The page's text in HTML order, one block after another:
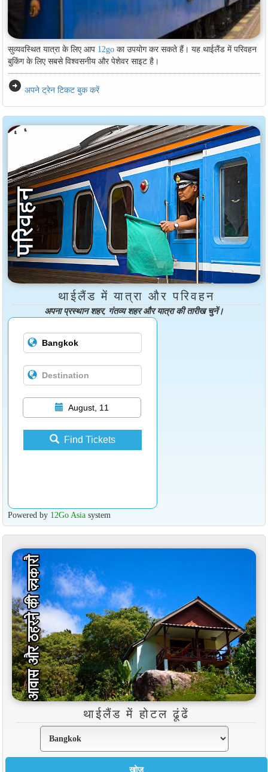
सुव्यवस्थित यात्रा के लिए आप 12goका उपयोग कर सकते हैं। यह थाईलैंड में परिवहन
बुकिंग के लिए सबसे विश्वसनीय और पेशेवर साइट है।
arrow_circle_right अपने ट्रेन टिकट बुक करें
थाईलैंड में यात्रा और परिवहन
अपना प्रस्थान शहर, गंतव्य शहर और यात्रा की तारीख चुनें।
August, 11
Find Tickets
Powered by 12Go Asiasystem
थाईलैंड में होटल ढूंढें